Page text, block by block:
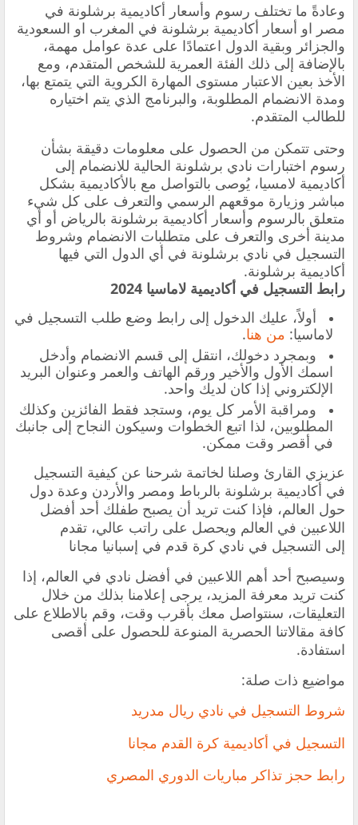
وعادةً ما تختلف رسوم وأسعار أكاديمية برشلونة في
مصر او أسعار أكاديمية برشلونة في المغرب او السعودية
والجزائر وبقية الدول اعتمادًا على عدة عوامل مهمة،
بالإضافة إلى ذلك الفئة العمرية للشخص المتقدم، ومع
الأخذ بعين الاعتبار مستوى المهارة الكروية التي يتمتع بها،
ومدة الانضمام المطلوبة، والبرنامج الذي يتم اختياره
للطالب المتقدم.
وحتى تتمكن من الحصول على معلومات دقيقة بشأن
رسوم اختبارات نادي برشلونة الحالية للانضمام إلى
أكاديمية لامسيا، يُوصى بالتواصل مع بالأكاديمية بشكل
مباشر وزيارة موقعهم الرسمي والتعرف على كل شيء
متعلق بالرسوم وأسعار أكاديمية برشلونة بالرياض أو أي
مدينة أخرى والتعرف على متطلبات الانضمام وشروط
التسجيل في نادي برشلونة في أي الدول التي فيها
أكاديمية برشلونة.
رابط التسجيل في أكاديمية لاماسيا 2024
أولاً، عليك الدخول إلى رابط وضع طلب التسجيل في
لاماسيا: من هنا.
وبمجرد دخولك، انتقل إلى قسم الانضمام وأدخل
اسمك الأول والأخير ورقم الهاتف والعمر وعنوان البريد
الإلكتروني إذا كان لديك واحد.
ومراقبة الأمر كل يوم، وستجد فقط الفائزين وكذلك
المطلوبين، لذا اتبع الخطوات وسيكون النجاح إلى جانبك
في أقصر وقت ممكن.
عزيزي القارئ وصلنا لخاتمة شرحنا عن كيفية التسجيل
في أكاديمية برشلونة بالرباط ومصر والأردن وعدة دول
حول العالم، فإذا كنت تريد أن يصبح طفلك أحد أفضل
اللاعبين في العالم ويحصل على راتب عالي، تقدم
إلى التسجيل في نادي كرة قدم في إسبانيا مجانا
وسيصبح أحد أهم اللاعبين في أفضل نادي في العالم، إذا
كنت تريد معرفة المزيد، يرجى إعلامنا بذلك من خلال
التعليقات، سنتواصل معك بأقرب وقت، وقم بالاطلاع على
كافة مقالاتنا الحصرية المنوعة للحصول على أقصى
استفادة.
مواضيع ذات صلة:
شروط التسجيل في نادي ريال مدريد
التسجيل في أكاديمية كرة القدم مجانا
رابط حجز تذاكر مباريات الدوري المصري